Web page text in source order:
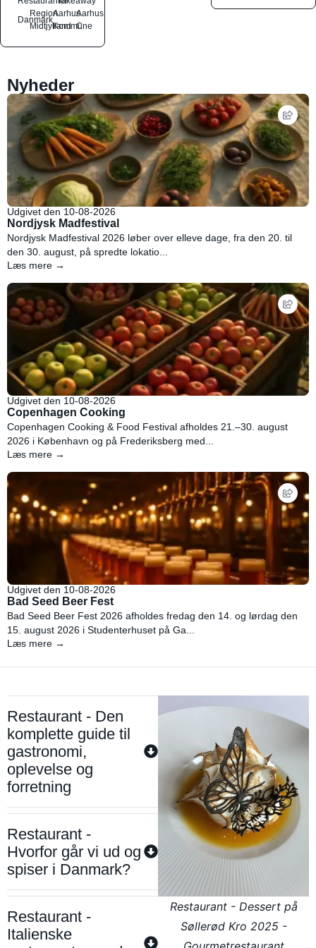
Danmark
Region
Midtjylland
Aarhus
Kommune
Aarhus
C
Nyheder
Udgivet den 10-08-2026
Nordjysk Madfestival
Nordjysk Madfestival 2026 løber over elleve dage, fra den 20. til
den 30. august, på spredte lokatio...
Læs mere →
Udgivet den 10-08-2026
Copenhagen Cooking
Copenhagen Cooking & Food Festival afholdes 21.–30. august
2026 i København og på Frederiksberg med...
Læs mere →
Udgivet den 10-08-2026
Bad Seed Beer Fest
Bad Seed Beer Fest 2026 afholdes fredag den 14. og lørdag den
15. august 2026 i Studenterhuset på Ga...
Læs mere →
Restaurant - Den
komplette guide til
gastronomi,
oplevelse og
forretning
Restaurant -
Hvorfor går vi ud og
spiser i Danmark?
Restaurant -
Italienske
Restaurant - Dessert på
Søllerød Kro 2025 -